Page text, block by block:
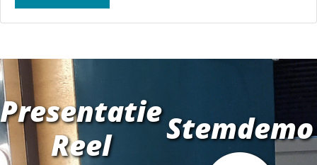
Presentatie
Reel
Stemdemo